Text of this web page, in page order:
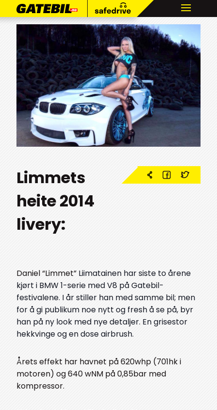
Limmets
heite 2014
livery:
Daniel “Limmet” Liimatainen har siste to årene
kjørt i BMW 1-serie med V8 på Gatebil-
festivalene. I år stiller han med samme bil; men
for å gi publikum noe nytt og fresh å se på, byr
han på ny look med nye detaljer. En grisestor
hekkvinge og en dose airbrush.
Årets effekt har havnet på 620whp (701hk i
motoren) og 640 wNM på 0,85bar med
kompressor.